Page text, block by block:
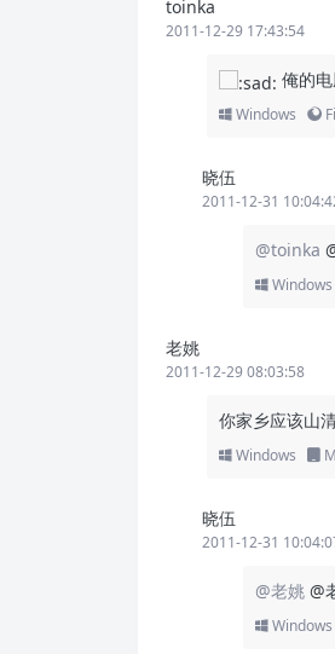
toinka
2011-12-29 17:43:54
俺的
Windows
晓伍
2011-12-31
@toinka
Windows
老姚
2011-12-29 08:03:58
你家乡应该山
Windows
晓伍
2011-12-31
@老姚 @
Windows